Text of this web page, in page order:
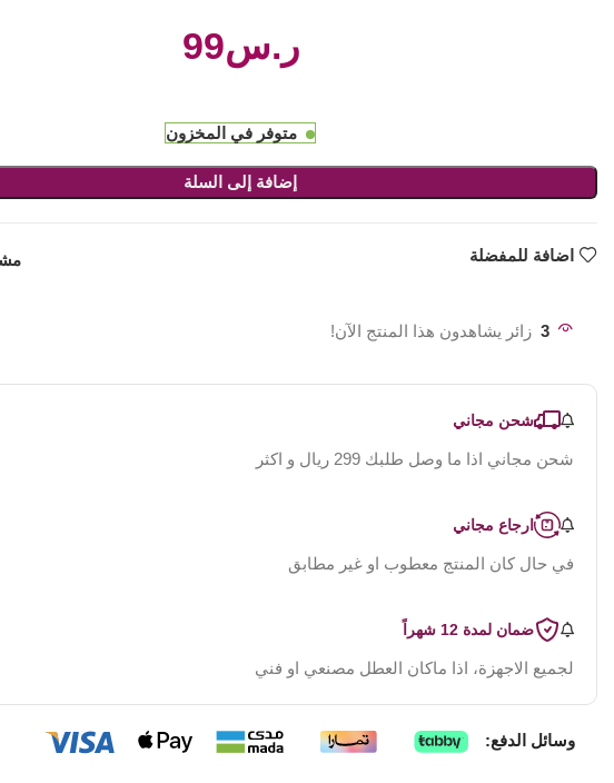
ر.س
متوفر في المخزون
إضافة إلى السلة
اضافة للمفضلة
3 زائر يشاهدون هذا المنتج الآن!
شحن مجاني
شحن مجاني اذا ما وصل طلبك 299 ريال و اكثر
ارجاع مجاني
في حال كان المنتج معطوب او غير مطابق
ضمان لمدة 12 شهراً
لجميع الاجهزة، اذا ماكان العطل مصنعي او فني
وسائل الدفع: